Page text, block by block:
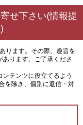
せ下さい(情報提
ります。その際、趣旨を
ります。ご了承くださ
ンテンツに役立てるよう
を除き、個別に返信・対